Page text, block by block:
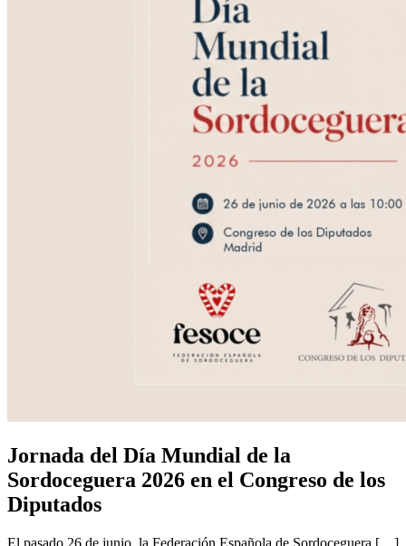
Jornada del Día Mundial de la
Sordoceguera 2026 en el Congreso de los
Diputados
El pasado 26 de junio, la Federación Española de Sordoceguera […]